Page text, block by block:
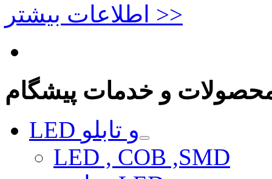
اطلاعات بیشتر >>
و خدمات پیشگام
LED و تابلو
LED , COB ,SMD